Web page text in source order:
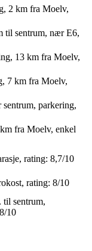
2 km fra Moelv,
til sentrum, nær E6,
13 km fra Moelv,
7 km fra Moelv,
sentrum, parkering,
fra Moelv, enkel
rating: 8,7/10
rating: 8/10
til sentrum,
10